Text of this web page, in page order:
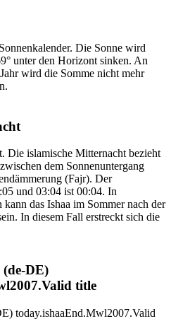
Die Sonne wird
unter den Horizont sinken. An
wird die Somme nicht mehr
Die islamische Mitternacht bezieht
dem Sonnenuntergang
(Fajr). Der
und 03:04 ist 00:04. In
das Ishaa im Sommer nach der
In diesem Fall erstreckt sich die
DE)
title
today.ishaaEnd.Mwl2007.Valid